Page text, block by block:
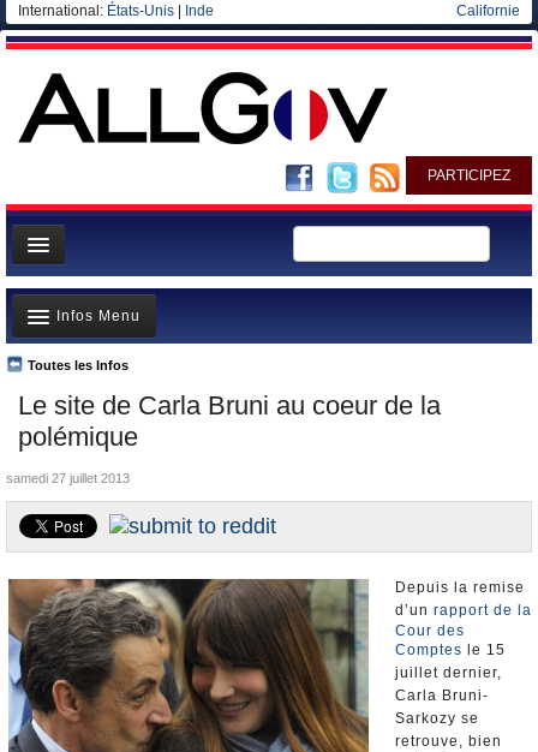
International: États-Unis Inde Californie
PARTICIPEZ
Page d'accueil
Infos
Gouvernement
Ministères/Directions
Blog
Elections européennes
Le site de Carla Bruni au coeur de la
polémique
Toutes les Infos
Infos Menu
A la Une
Polémiques
Où va l’argent?
La France et le Monde
Nominations et Démissions
Elections européennes
Infos insolites
samedi 27 juillet 2013
Depuis la remise
d’un rapport de la
Cour des
Comptes le 15
juillet dernier,
Carla Bruni-
Sarkozy se
retrouve, bien